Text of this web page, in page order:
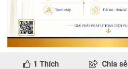
1 Thích Chia sẻ